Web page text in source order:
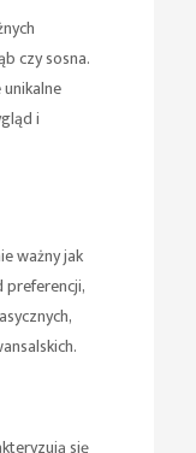
czy sosna.
i
ważny jak
preferencji,